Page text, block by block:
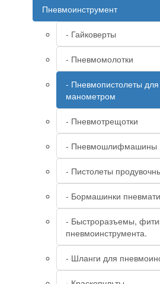
Пневмоинструмент
- Гайковерты
- Пневмомолотки
- Пневмопистолеты
манометром
- Пневмотрещотки
- Пневмошлифмашины
- Пистолеты
- Бормашинки
- Быстроразъемы,
пневмоинструмента.
- Шланги для